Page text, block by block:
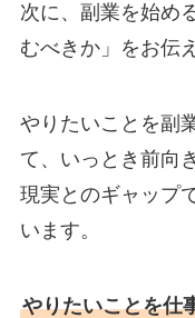
次に、副業を始め
むべきか」をお伝
やりたいことを副
て、いっとき前向
現実とのギャップ
います。
やりたいことを仕